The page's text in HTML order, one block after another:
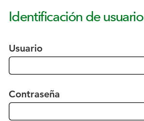
Identificación de usuario
Usuario
Contraseña